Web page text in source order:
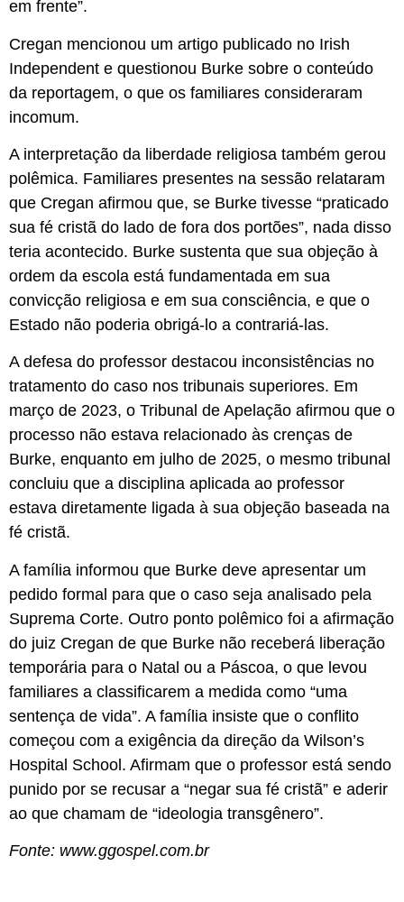
em frente”.
Cregan mencionou um artigo publicado no Irish
Independent e questionou Burke sobre o conteúdo
da reportagem, o que os familiares consideraram
incomum.
A interpretação da liberdade religiosa também gerou
polêmica. Familiares presentes na sessão relataram
que Cregan afirmou que, se Burke tivesse “praticado
sua fé cristã do lado de fora dos portões”, nada disso
teria acontecido. Burke sustenta que sua objeção à
ordem da escola está fundamentada em sua
convicção religiosa e em sua consciência, e que o
Estado não poderia obrigá-lo a contrariá-las.
A defesa do professor destacou inconsistências no
tratamento do caso nos tribunais superiores. Em
março de 2023, o Tribunal de Apelação afirmou que o
processo não estava relacionado às crenças de
Burke, enquanto em julho de 2025, o mesmo tribunal
concluiu que a disciplina aplicada ao professor
estava diretamente ligada à sua objeção baseada na
fé cristã.
A família informou que Burke deve apresentar um
pedido formal para que o caso seja analisado pela
Suprema Corte. Outro ponto polêmico foi a afirmação
do juiz Cregan de que Burke não receberá liberação
temporária para o Natal ou a Páscoa, o que levou
familiares a classificarem a medida como “uma
sentença de vida”. A família insiste que o conflito
começou com a exigência da direção da Wilson’s
Hospital School. Afirmam que o professor está sendo
punido por se recusar a “negar sua fé cristã” e aderir
ao que chamam de “ideologia transgênero”.
Fonte: www.ggospel.com.br